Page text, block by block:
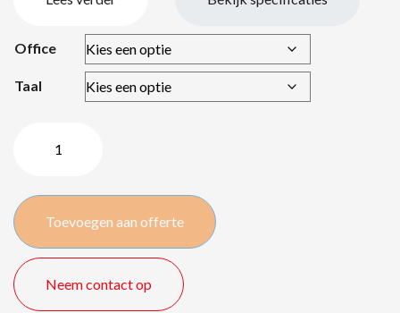
Office
Taal
MacBook
i5/8GB/15,4"
aantal
Toevoegen aan offerte
Neem contact op